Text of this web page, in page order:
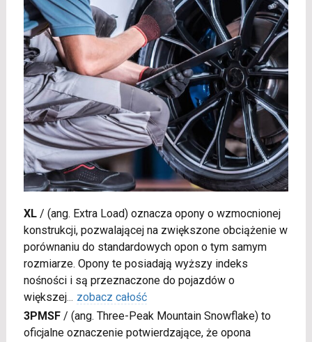
XL/ (ang. Extra Load) oznacza opony o wzmocnionej
konstrukcji, pozwalającej na zwiększone obciążenie w
porównaniu do standardowych opon o tym samym
rozmiarze. Opony te posiadają wyższy indeks
nośności i są przeznaczone do pojazdów o
większej... zobacz całość
3PMSF/ (ang. Three-Peak Mountain Snowflake) to
oficjalne oznaczenie potwierdzające, że opona